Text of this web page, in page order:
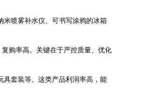
米喷雾补水仪、可书写涂鸦的冰箱
购率高。关键在于严控质量、优化
具套装等。这类产品利润率高，能